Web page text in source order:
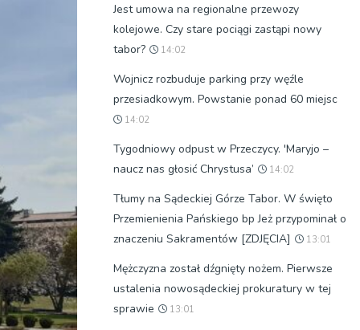
Jest umowa na regionalne przewozy
kolejowe. Czy stare pociągi zastąpi nowy
tabor?
14:02
Wojnicz rozbuduje parking przy węźle
przesiadkowym. Powstanie ponad 60 miejsc
14:02
Tygodniowy odpust w Przeczycy. 'Maryjo –
naucz nas głosić Chrystusa’
14:02
Tłumy na Sądeckiej Górze Tabor. W święto
Przemienienia Pańskiego bp Jeż przypominał o
znaczeniu Sakramentów [ZDJĘCIA]
13:01
Mężczyzna został dźgnięty nożem. Pierwsze
ustalenia nowosądeckiej prokuratury w tej
sprawie
13:01